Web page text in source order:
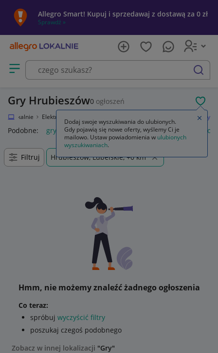
Allegro Smart! Kupuj i sprzedawaj z dostawą za 0 zł
Sprawdź »
Otwórz menu z kategoriami
szukaj
Gry Hrubieszów0 ogłoszeń
Lokalnie Elektronika Gry
Podobne: gry gry ps5 gry ps4 karty do gry gry
Filtruj Hrubieszów, Lubelskie, +0 km
Hmm, nie możemy znaleźć żadnego ogłoszenia
Co teraz:
spróbuj wyczyścić filtry
poszukaj czegoś podobnego
Zobacz w innej lokalizacji "Gry"
Dodaj swoje wyszukiwania do ulubionych.
Gdy pojawią się nowe oferty, wyślemy Ci je
mailowo. Ustaw powiadomienia w ulubionych
wyszukiwaniach.